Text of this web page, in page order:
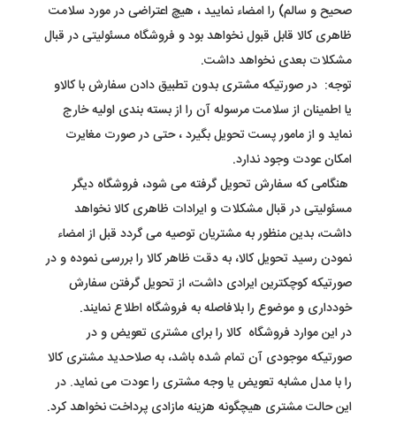
صحیح و سالم) را امضاء نمایید ، هیچ اعتراضی در مورد سلامت
ظاهری کالا قابل قبول نخواهد بود و فروشگاه مسئولیتی در قبال
مشکلات بعدی نخواهد داشت.
توجه: در صورتیکه مشتری بدون تطبیق دادن سفارش با کالاو
یا اطمینان از سلامت مرسوله آن را از بسته بندی اولیه خارج
نماید و از مامور پست تحویل بگیرد ، حتی در صورت مغایرت
امکان عودت وجود ندارد.
هنگامی که سفارش تحویل گرفته می شود، فروشگاه دیگر
مسئولیتی در قبال مشکلات و ایرادات ظاهری کالا نخواهد
داشت، بدین منظور به مشتریان توصیه می گردد قبل از امضاء
نمودن رسید تحویل کالا، به دقت ظاهر کالا را بررسی نموده و در
صورتیکه کوچکترین ایرادی داشت، از تحویل گرفتن سفارش
خودداری و موضوع را بلافاصله به فروشگاه اطلاع نمایند.
در این موارد فروشگاه کالا را برای مشتری تعویض و در
صورتیکه موجودی آن تمام شده باشد، به صلاحدید مشتری کالا
را با مدل مشابه تعویض یا وجه مشتری را عودت می نماید. در
این حالت مشتری هیچگونه هزینه مازادی پرداخت نخواهد کرد.